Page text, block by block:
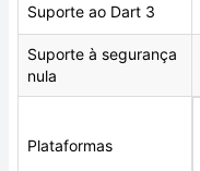
Suporte ao Dart 3
Suporte à segurança
nula
Plataformas